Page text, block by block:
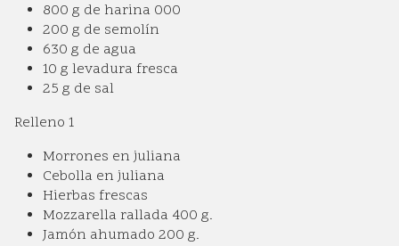
800 g de harina 000
200 g de semolín
630 g de agua
10 g levadura fresca
25 g de sal
Relleno 1
Morrones en juliana
Cebolla en juliana
Hierbas frescas
Mozzarella rallada 400 g.
Jamón ahumado 200 g.